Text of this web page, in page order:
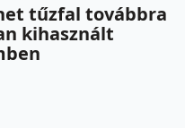
tűzfal továbbra
kihasznált
en emailben